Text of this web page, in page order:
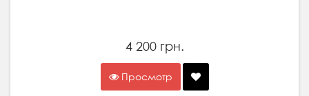
4 200 грн.
Просмотр